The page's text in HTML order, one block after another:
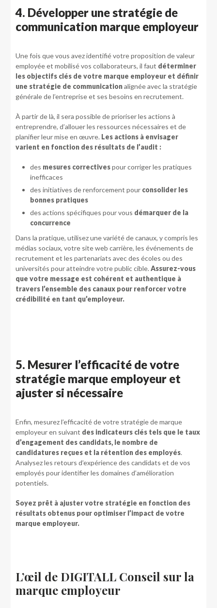
4. Développer une stratégie de
communication marque employeur
Une fois que vous avez identifié votre proposition de valeur
employée et mobilisé vos collaborateurs, il faut déterminer
les objectifs clés de votre marque employeur et définir
une stratégie de communicationalignée avec la stratégie
générale de l’entreprise et ses besoins en recrutement.
À partir de là, il sera possible de prioriser les actions à
entreprendre, d’allouer les ressources nécessaires et de
planifier leur mise en œuvre. Les actions à envisager
varient en fonction des résultats de l’audit :
des mesures correctivespour corriger les pratiques
inefficaces
des initiatives de renforcement pour consolider les
bonnes pratiques
des actions spécifiques pour vous démarquer de la
concurrence
Dans la pratique, utilisez une variété de canaux, y compris les
médias sociaux, votre site web carrière, les événements de
recrutement et les partenariats avec des écoles ou des
universités pour atteindre votre public cible.Assurez-vous
que votre message est cohérent et authentique à
travers l’ensemble des canaux pour renforcer votre
crédibilité en tant qu’employeur.
5. Mesurer l’efficacité de votre
stratégie marque employeur et
ajuster si nécessaire
Enfin, mesurez l’efficacité de votre stratégie de marque
employeur en suivant des indicateurs clés tels que le taux
d’engagement des candidats, le nombre de
candidatures reçues et la rétention des employés.
Analysez les retours d’expérience des candidats et de vos
employés pour identifier les domaines d’amélioration
potentiels.
Soyez prêt à ajuster votre stratégie en fonction des
résultats obtenus pour optimiser l’impact de votre
marque employeur.
L’œil de DIGITALL Conseil sur la
marque employeur